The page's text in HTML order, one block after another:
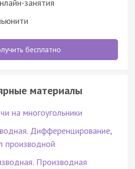
занятия
бесплатно
материалы
на многоугольники
Дифференцирование,
производной
Производная